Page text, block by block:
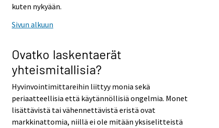
kuten nykyään.
Sivun alkuun
Ovatko laskentaerät
yhteismitallisia?
Hyvinvointimittareihin liittyy monia sekä
periaatteellisia että käytännöllisiä ongelmia. Monet
lisättävistä tai vähennettävistä eristä ovat
markkinattomia, niillä ei ole mitään yksiselitteistä